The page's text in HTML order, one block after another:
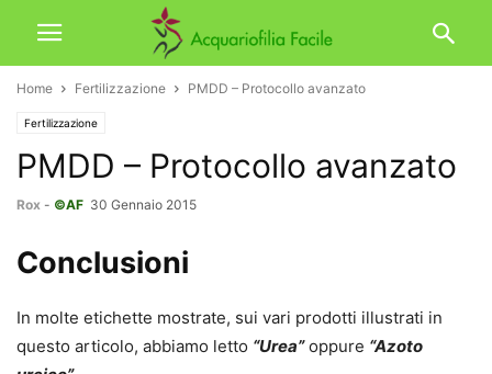
Home Fertilizzazione PMDD – Protocollo avanzato
Fertilizzazione
PMDD – Protocollo avanzato
Rox - ©AF 30 Gennaio 2015
Conclusioni
In molte etichette mostrate, sui vari prodotti illustrati in
questo articolo, abbiamo letto “Urea”oppure “Azoto